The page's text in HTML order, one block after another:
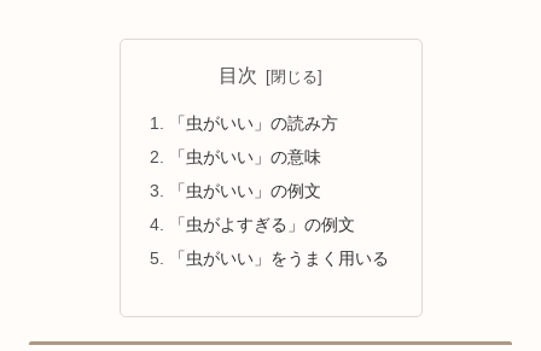
目次
「虫がいい」の読み方
「虫がいい」の意味
「虫がいい」の例文
「虫がよすぎる」の例文
「虫がいい」をうまく用いる